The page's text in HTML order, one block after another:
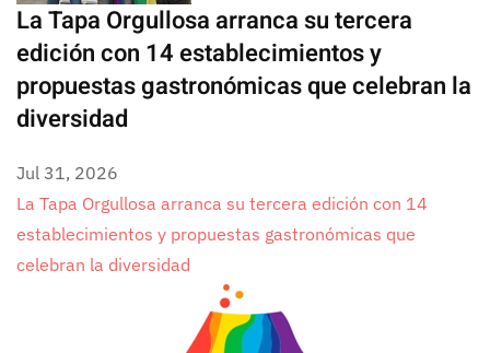
La Tapa Orgullosa arranca su tercera
edición con 14 establecimientos y
propuestas gastronómicas que celebran la
diversidad
Jul 31, 2026
La Tapa Orgullosa arranca su tercera edición con 14
establecimientos y propuestas gastronómicas que
celebran la diversidad